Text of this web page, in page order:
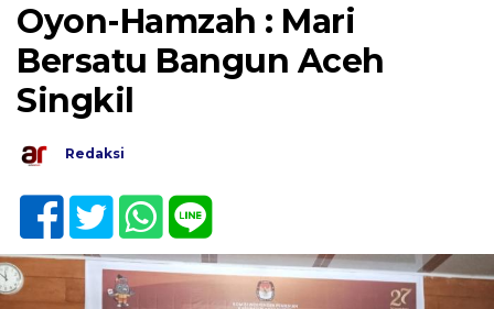
Oyon-Hamzah : Mari
Bersatu Bangun Aceh
Singkil
Redaksi